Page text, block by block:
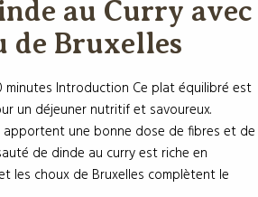
Introduction Ce plat équilibré
apportent une bonne dose de fibres et
sauté de dinde au curry est riche en
les choux de Bruxelles complètent le
perdre du poids, prendre de la
mieux manger. Découvrez
vos objectifs sans régime
un rééquilibrage alimentaire !
50% de réduction
et constater.